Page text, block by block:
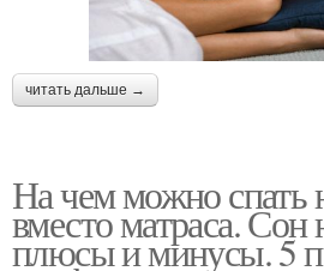
читать дальше →
На чем можно спать
вместо матраса. Сон
плюсы и минусы. 5